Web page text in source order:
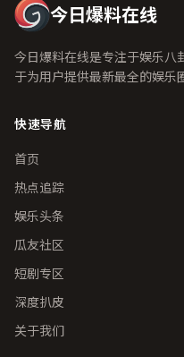
今日爆料在线
今日爆料在线是专注于娱乐八
于为用户提供最新最全的娱乐
快速导航
首页
热点追踪
娱乐头条
瓜友社区
短剧专区
深度扒皮
关于我们